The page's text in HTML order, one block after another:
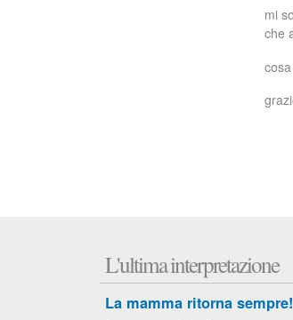
mi
che
L'ultima interpretazione
La mamma ritorna sempre!